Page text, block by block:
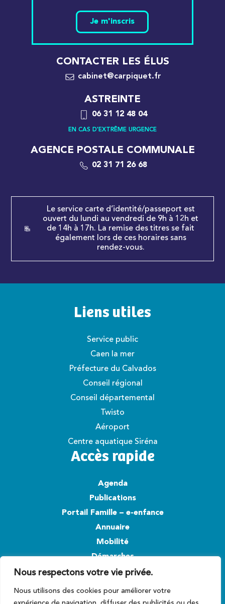
Nous respectons votre vie privée.
Nous utilisons des cookies pour améliorer votre
Je m'inscris
CONTACTER LES ÉLUS
cabinet@carpiquet.fr
ASTREINTE
06 31 12 48 04
EN CAS D'EXTRÊME URGENCE
AGENCE POSTALE COMMUNALE
02 31 71 26 68
Le service carte d’identité/passeport est
ouvert du lundi au vendredi de 9h à 12h et
de 14h à 17h. La remise des titres se fait
également lors de ces horaires sans
rendez-vous.
Liens utiles
Service public
Caen la mer
Préfecture du Calvados
Conseil régional
Conseil départemental
Twisto
Aéroport
Centre aquatique Siréna
Accès rapide
Agenda
Publications
Portail Famille – e-enfance
Annuaire
Mobilité
Démarches
Suivez-nous